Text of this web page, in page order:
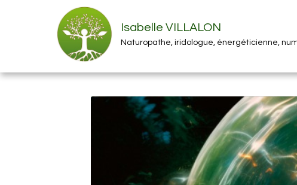
Isabelle VILLALON
Naturopathe, iridologue, énergéticienne,